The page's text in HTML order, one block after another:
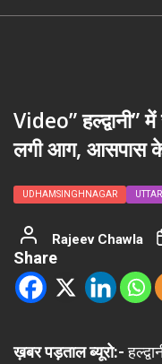
Video”
लगी आग, आसपास के
UDHAMSINGHNAGAR
Rajeev Chawla
Share
ख़बर पड़ताल ब्यूरो:-